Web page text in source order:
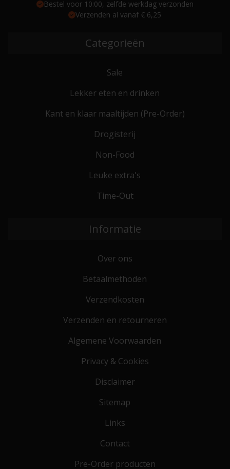
Bestel voor 10:00, zelfde werkdag verzonden
Verzenden al vanaf € 6,25
Categorieën
Sale
Lekker eten en drinken
Kant en klaar maaltijden (Pre-Order)
Drogisterij
Non-Food
Leuke extra's
Time-Out
Informatie
Over ons
Betaalmethoden
Verzendkosten
Verzenden en retourneren
Algemene Voorwaarden
Privacy & Cookies
Disclaimer
Sitemap
Links
Contact
Pre-Order producten